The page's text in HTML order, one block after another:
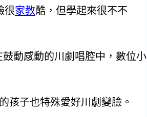
很家教酷，但學起來很不不
動感動的川劇唱腔中，數位小
孩子也特殊愛好川劇變臉。